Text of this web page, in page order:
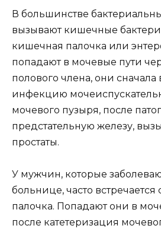
В большинстве
вызывают кишечные
кишечная палочка или
попадают в мочевые пути
полового члена, они
инфекцию
мочевого пузыря, после
предстательную железу,
простаты.
У мужчин, которые
больнице, часто
палочка. Попадают они в
после катетеризация